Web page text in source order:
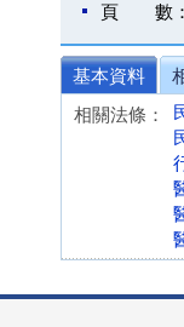
頁 數：
基本資料
相關法條：